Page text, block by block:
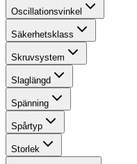
Oscillationsvinkel
Säkerhetsklass
Skruvsystem
Slaglängd
Spänning
Spårtyp
Storlek